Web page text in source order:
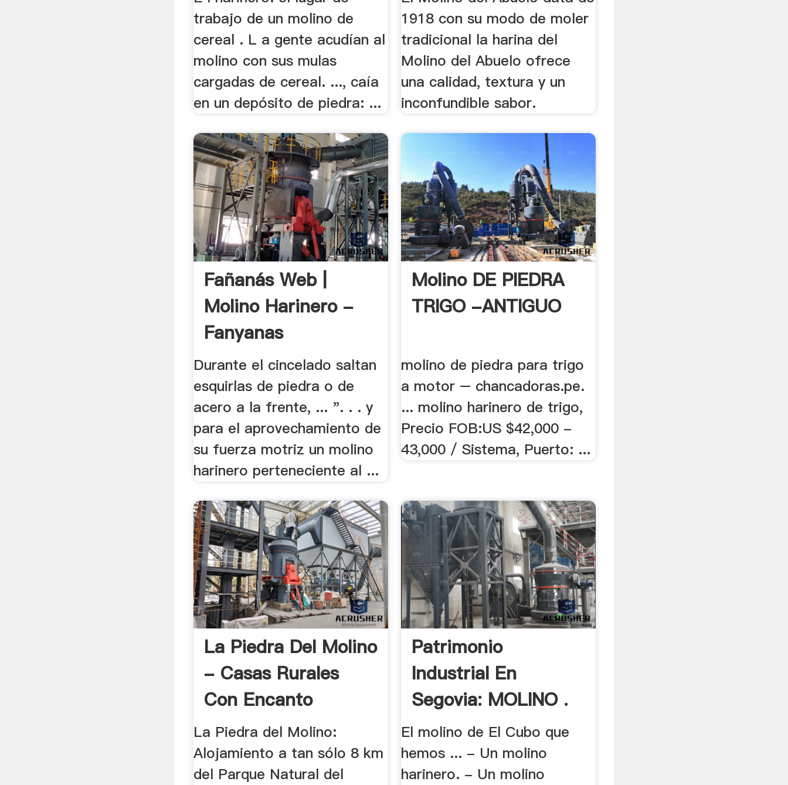
trabajo de un molino de
cereal . L a gente acudían al
molino con sus mulas
cargadas de cereal. ..., caía
en un depósito de piedra: ...
1918 con su modo de moler
tradicional la harina del
Molino del Abuelo ofrece
una calidad, textura y un
inconfundible sabor.
Fañanás Web |
Molino Harinero -
Fanyanas
Durante el cincelado saltan
esquirlas de piedra o de
acero a la frente, ... ". . . y
para el aprovechamiento de
su fuerza motriz un molino
harinero perteneciente al ...
Molino DE PIEDRA
TRIGO -ANTIGUO
molino de piedra para trigo
a motor – chancadoras.pe.
... molino harinero de trigo,
Precio FOB:US $42,000 -
43,000 / Sistema, Puerto: ...
La Piedra Del Molino
- Casas Rurales
Con Encanto
La Piedra del Molino:
Alojamiento a tan sólo 8 km
del Parque Natural del
Patrimonio
Industrial En
Segovia: MOLINO .
El molino de El Cubo que
hemos ... - Un molino
harinero. - Un molino